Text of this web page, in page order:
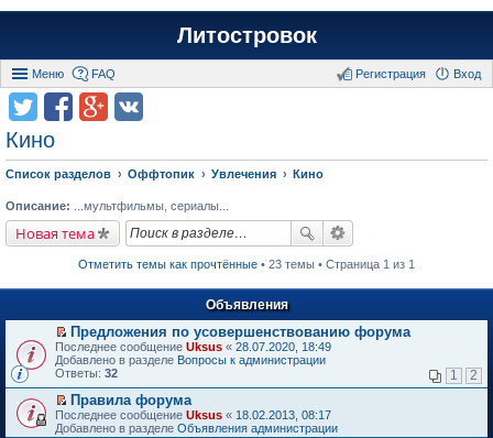
Литостровок
Меню FAQ Вход
Регистрация
Кино
Список разделов Оффтопик Увлечения Кино
Описание: ...мультфильмы, сериалы...
Новая тема
Отметить темы как прочтённые • 23 темы • Страница 1 из 1
Объявления
П
е
р
й
т
и
к
Предложения по усовершенствованию форума
Последнее сообщение Uksus « 28.07.2020, 18:49
Добавлено в разделе Вопросы к администрации
Ответы: 32 1 2
П
е
Правила форума
Последнее сообщение Uksus « 18.02.2013, 08:17
Добавлено в разделе Объявления администрации